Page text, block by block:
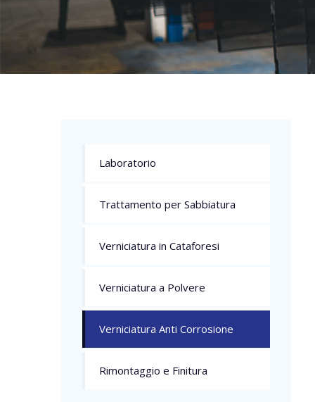
Laboratorio
Trattamento per Sabbiatura
Verniciatura in Cataforesi
Verniciatura a Polvere
Verniciatura Anti Corrosione
Rimontaggio e Finitura